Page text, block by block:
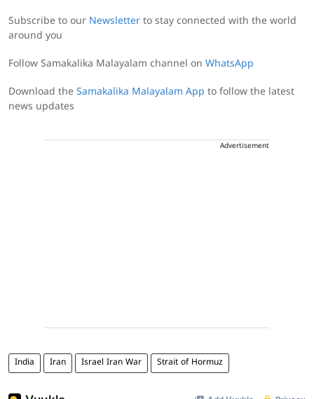
Subscribe to our Newsletter to stay connected with the world
around you
Follow Samakalika Malayalam channel on WhatsApp
Download the Samakalika Malayalam App to follow the latest
news updates
Advertisement
India Iran Israel Iran War Strait of Hormuz